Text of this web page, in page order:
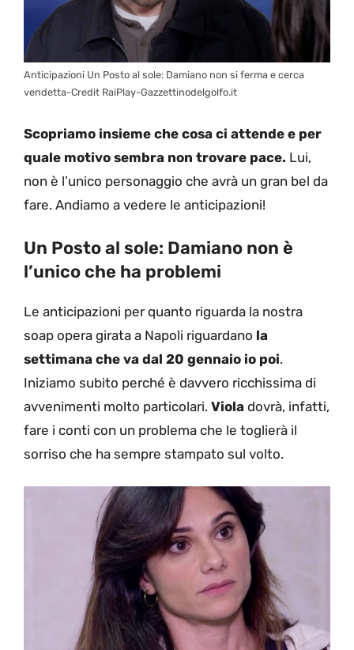
Anticipazioni Un Posto al sole: Damiano non si ferma e cerca
vendetta-Credit RaiPlay-Gazzettinodelgolfo.it
Scopriamo insieme che cosa ci attende e per
quale motivo sembra non trovare pace. Lui,
non è l’unico personaggio che avrà un gran bel da
fare. Andiamo a vedere le anticipazioni!
Un Posto al sole: Damiano non è
l’unico che ha problemi
Le anticipazioni per quanto riguarda la nostra
soap opera girata a Napoli riguardano la
settimana che va dal 20 gennaio io poi.
Iniziamo subito perché è davvero ricchissima di
avvenimenti molto particolari. Viola dovrà, infatti,
fare i conti con un problema che le toglierà il
sorriso che ha sempre stampato sul volto.